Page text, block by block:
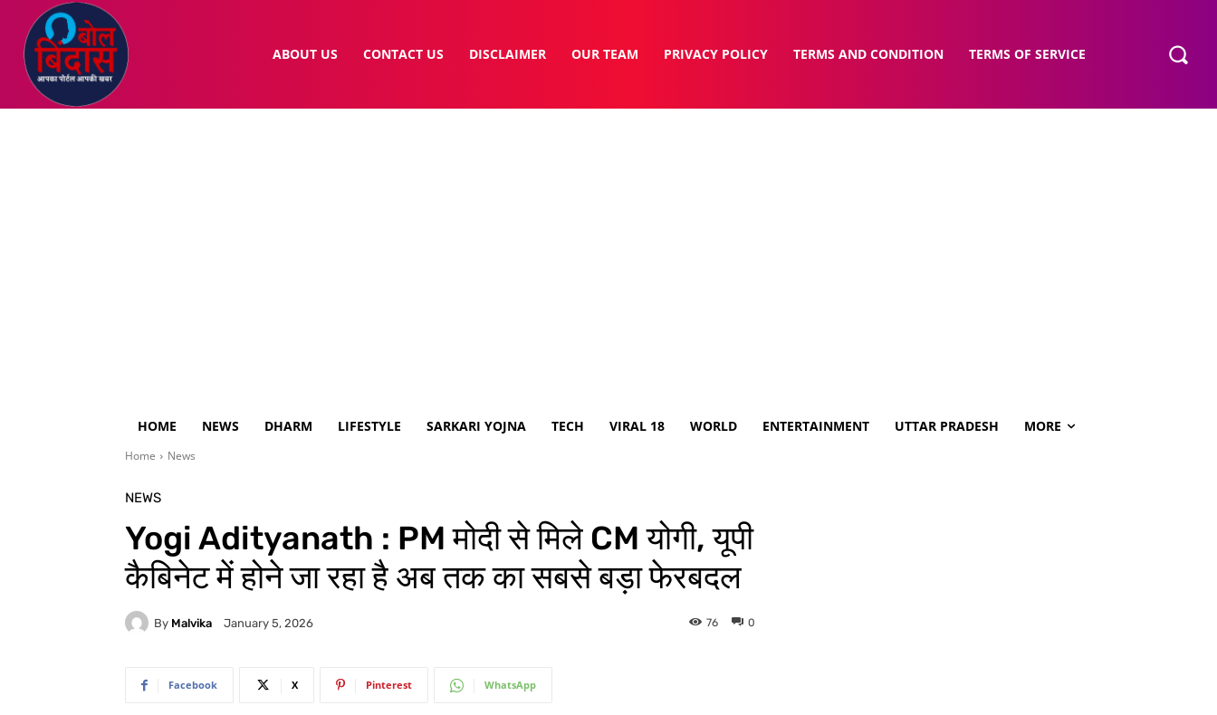
ABOUT US CONTACT US DISCLAIMER OUR TEAM PRIVACY POLICY TERMS AND CONDITION TERMS OF SERVICE
HOME NEWS DHARM LIFESTYLE SARKARI YOJNA TECH VIRAL 18 WORLD ENTERTAINMENT UTTAR PRADESH MORE
Home News
NEWS
Yogi Adityanath : PM मोदी से मिले CM योगी, यूपी
कैबिनेट में होने जा रहा है अब तक का सबसे बड़ा फेरबदल
By Malvika January 5, 2026 0
76
Facebook X Pinterest WhatsApp